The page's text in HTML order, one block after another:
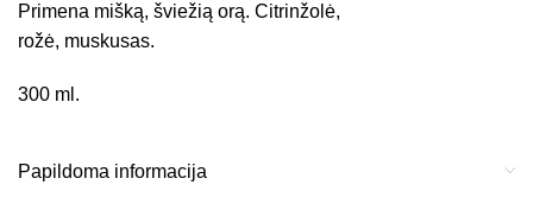
Primena mišką, šviežią orą. Citrinžolė,
rožė, muskusas.
300 ml.
Papildoma informacija